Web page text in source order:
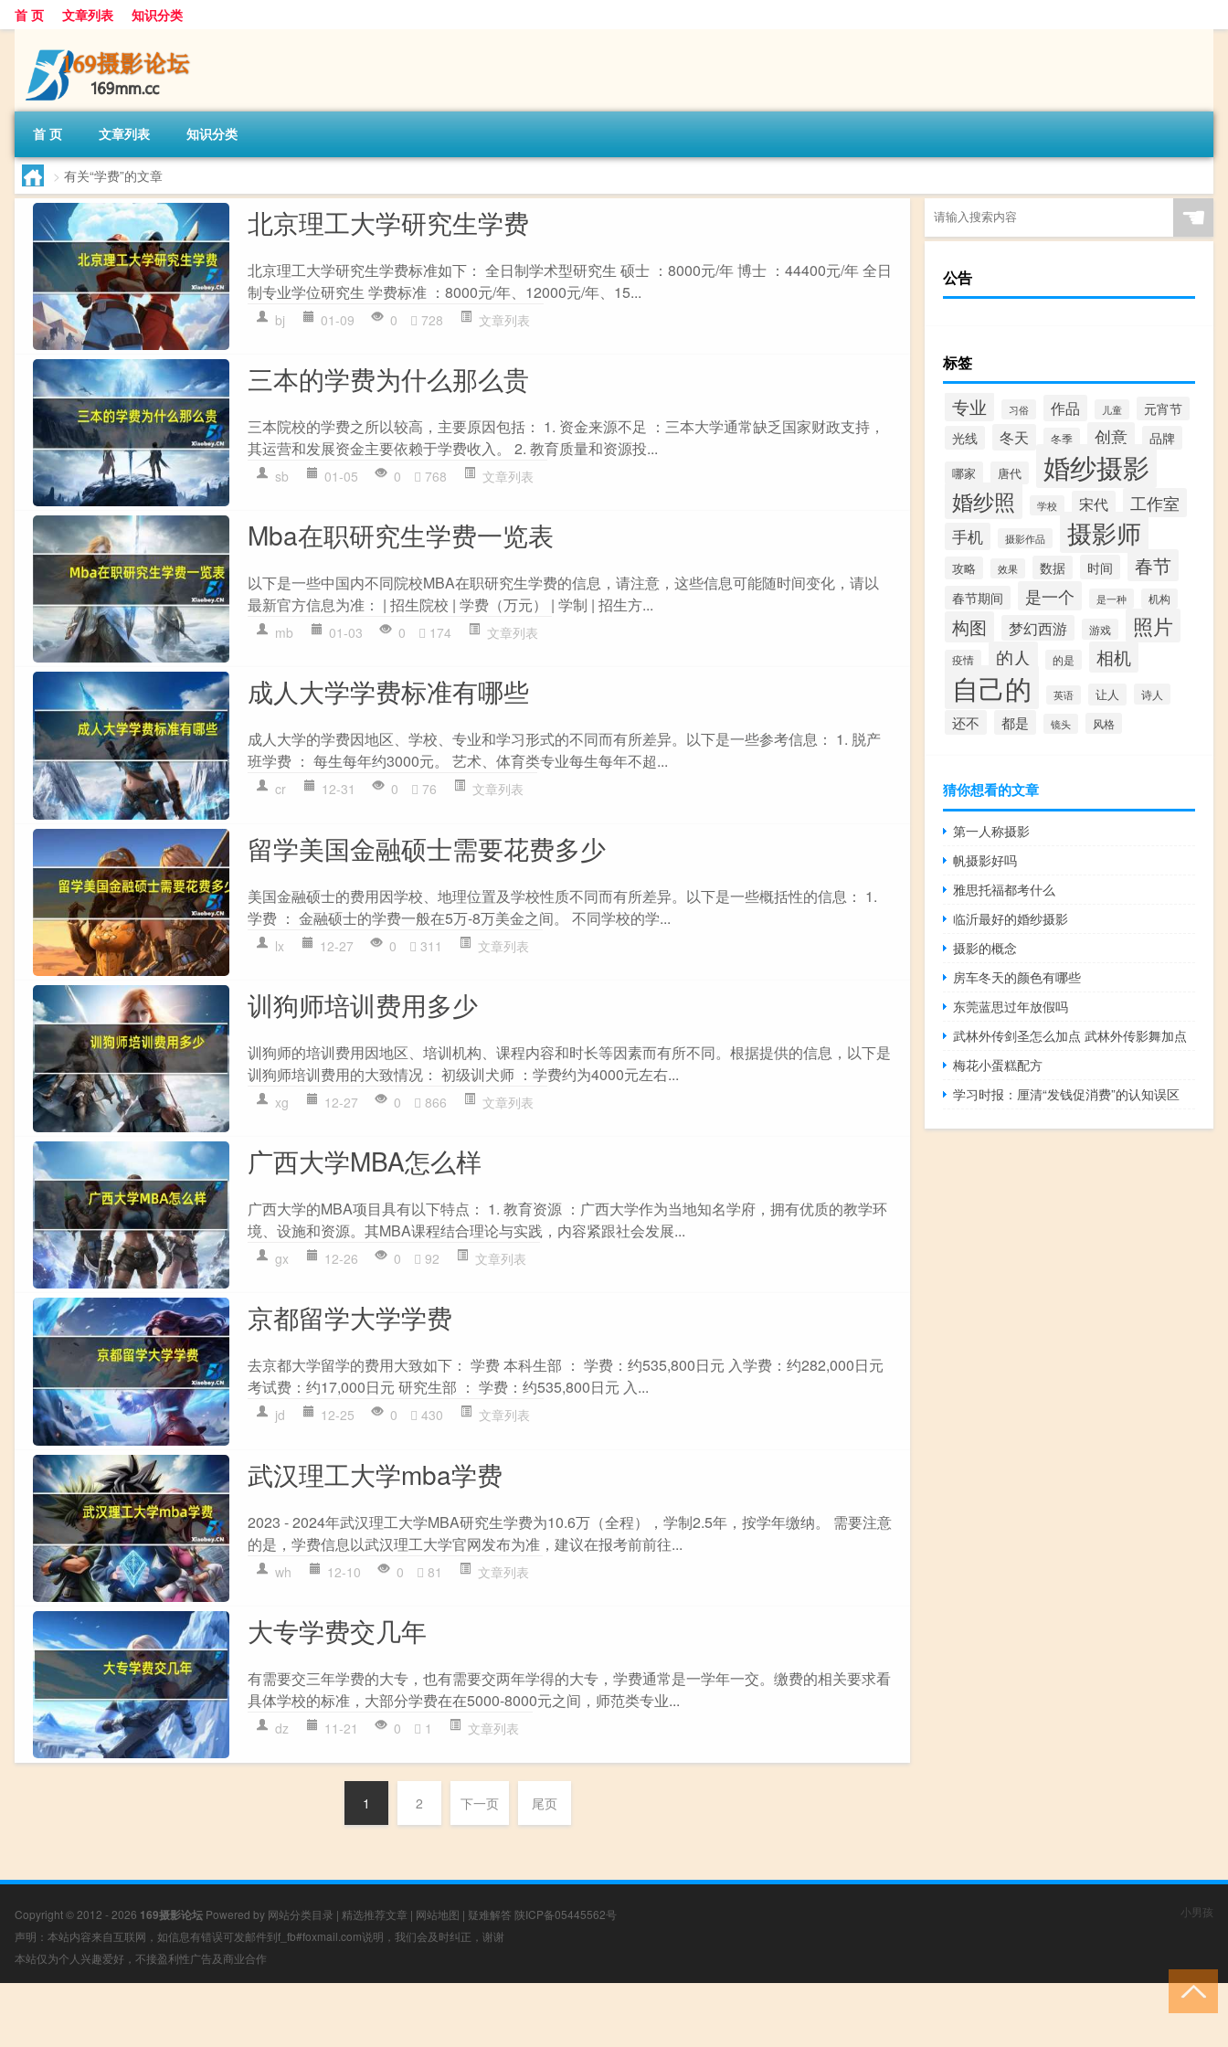
首 页 文章列表 知识分类
首 页 文章列表 知识分类
> 有关“学费”的文章
北京理工大学研究生学费
北京理工大学研究生学费标准如下： 全日制学术型研究生 硕士 ：8000元/年 博士 ：44400元/年 全日
制专业学位研究生 学费标准 ：8000元/年、12000元/年、15...
bj 01-09 0 728 文章列表
三本的学费为什么那么贵
三本院校的学费之所以较高，主要原因包括： 1. 资金来源不足 ：三本大学通常缺乏国家财政支持，
其运营和发展资金主要依赖于学费收入。 2. 教育质量和资源投...
sb 01-05 0 768 文章列表
Mba在职研究生学费一览表
以下是一些中国内不同院校MBA在职研究生学费的信息，请注意，这些信息可能随时间变化，请以
最新官方信息为准： | 招生院校 | 学费（万元） | 学制 | 招生方...
mb 01-03 0 174 文章列表
成人大学学费标准有哪些
成人大学的学费因地区、学校、专业和学习形式的不同而有所差异。以下是一些参考信息： 1. 脱产
班学费 ： 每生每年约3000元。 艺术、体育类专业每生每年不超...
cr 12-31 0 76 文章列表
留学美国金融硕士需要花费多少
美国金融硕士的费用因学校、地理位置及学校性质不同而有所差异。以下是一些概括性的信息： 1.
学费 ： 金融硕士的学费一般在5万-8万美金之间。 不同学校的学...
lx 12-27 0 311 文章列表
训狗师培训费用多少
训狗师的培训费用因地区、培训机构、课程内容和时长等因素而有所不同。根据提供的信息，以下是
训狗师培训费用的大致情况： 初级训犬师 ：学费约为4000元左右...
xg 12-27 0 866 文章列表
广西大学MBA怎么样
广西大学的MBA项目具有以下特点： 1. 教育资源 ：广西大学作为当地知名学府，拥有优质的教学环
境、设施和资源。其MBA课程结合理论与实践，内容紧跟社会发展...
gx 12-26 0 92 文章列表
京都留学大学学费
去京都大学留学的费用大致如下： 学费 本科生部 ： 学费：约535,800日元 入学费：约282,000日元
考试费：约17,000日元 研究生部 ： 学费：约535,800日元 入...
jd 12-25 0 430 文章列表
武汉理工大学mba学费
2023 - 2024年武汉理工大学MBA研究生学费为10.6万（全程），学制2.5年，按学年缴纳。 需要注意
的是，学费信息以武汉理工大学官网发布为准，建议在报考前前往...
wh 12-10 0 81 文章列表
大专学费交几年
有需要交三年学费的大专，也有需要交两年学得的大专，学费通常是一学年一交。缴费的相关要求看
具体学校的标准，大部分学费在在5000-8000元之间，师范类专业...
dz 11-21 0 1 文章列表
1 2 下一页 尾页
☚
公告
标签
专业 习俗 作品 儿童
元宵节
光线
冬天 冬季 创意 品牌
哪家 唐代 婚纱摄影
婚纱照 学校 宋代 工作室
手机 摄影作品 摄影师
攻略 效果 数据 时间 春节
春节期间 是一个 是一种 机构
构图 梦幻西游 游戏 照片
疫情 的人 的是 相机
自己的 英语 让人 诗人
还不 都是 镜头 风格
猜你想看的文章
第一人称摄影
帆摄影好吗
雅思托福都考什么
临沂最好的婚纱摄影
摄影的概念
房车冬天的颜色有哪些
东莞蓝思过年放假吗
武林外传剑圣怎么加点 武林外传影舞加点
梅花小蛋糕配方
学习时报：厘清“发钱促消费”的认知误区
Copyright © 2012 - 2026 169摄影论坛 Powered by 网站分类目录 | 精选推荐文章 | 网站地图 | 疑难解答 陕ICP备05445562号
声明：本站内容来自互联网，如信息有错误可发邮件到f_fb#foxmail.com说明，我们会及时纠正，谢谢
本站仅为个人兴趣爱好，不接盈利性广告及商业合作
小男孩